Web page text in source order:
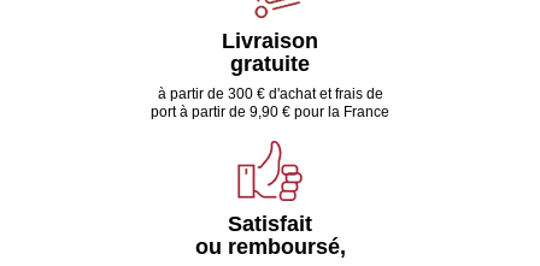
Livraison
gratuite
à partir de 300 € d'achat et frais de
port à partir de 9,90 € pour la France
Satisfait
ou remboursé,